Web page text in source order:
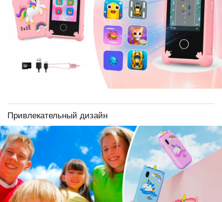
Привлекательный дизайн